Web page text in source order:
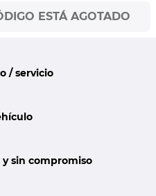
ESTÁ AGOTADO
/ servicio
sin compromiso